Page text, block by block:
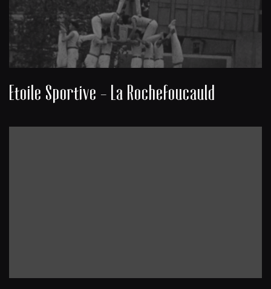
Etoile Sportive - La Rochefoucauld